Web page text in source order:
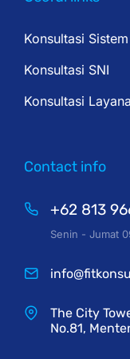
Konsultasi
Konsultasi SNI
Konsultasi
Contact info
+62 813
Senin - Jumat
The City
No.81,